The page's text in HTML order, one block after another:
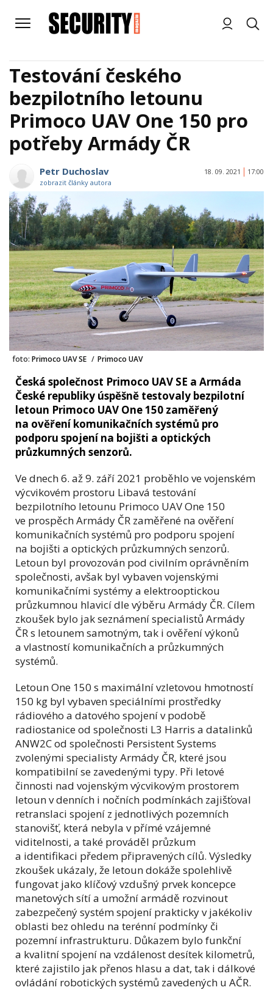
Testování českého
bezpilotního letounu
Primoco UAV One 150 pro
potřeby Armády ČR
Petr Duchoslav
zobrazit články autora
18. 09. 2021 17:00
foto: Primoco UAV SE / Primoco UAV
Česká společnost Primoco UAV SE a Armáda
České republiky úspěšně testovaly bezpilotní
letoun Primoco UAV One 150 zaměřený
na ověření komunikačních systémů pro
podporu spojení na bojišti a optických
průzkumných senzorů.
Ve dnech 6. až 9. září 2021 proběhlo ve vojenském
výcvikovém prostoru Libavá testování
bezpilotního letounu Primoco UAV One 150
ve prospěch Armády ČR zaměřené na ověření
komunikačních systémů pro podporu spojení
na bojišti a optických průzkumných senzorů.
Letoun byl provozován pod civilním oprávněním
společnosti, avšak byl vybaven vojenskými
komunikačními systémy a elektrooptickou
průzkumnou hlavicí dle výběru Armády ČR. Cílem
zkoušek bylo jak seznámení specialistů Armády
ČR s letounem samotným, tak i ověření výkonů
a vlastností komunikačních a průzkumných
systémů.
Letoun One 150 s maximální vzletovou hmotností
150 kg byl vybaven speciálními prostředky
rádiového a datového spojení v podobě
radiostanice od společnosti L3 Harris a datalinků
ANW2C od společnosti Persistent Systems
zvolenými specialisty Armády ČR, které jsou
kompatibilní se zavedenými typy. Při letové
činnosti nad vojenským výcvikovým prostorem
letoun v denních i nočních podmínkách zajišťoval
retranslaci spojení z jednotlivých pozemních
stanovišť, která nebyla v přímé vzájemné
viditelnosti, a také prováděl průzkum
a identifikaci předem připravených cílů. Výsledky
zkoušek ukázaly, že letoun dokáže spolehlivě
fungovat jako klíčový vzdušný prvek koncepce
manetových sítí a umožní armádě rozvinout
zabezpečený systém spojení prakticky v jakékoliv
oblasti bez ohledu na terénní podmínky či
pozemní infrastrukturu. Důkazem bylo funkční
a kvalitní spojení na vzdálenost desítek kilometrů,
které zajistilo jak přenos hlasu a dat, tak i dálkové
ovládání robotických systémů zavedených u AČR.